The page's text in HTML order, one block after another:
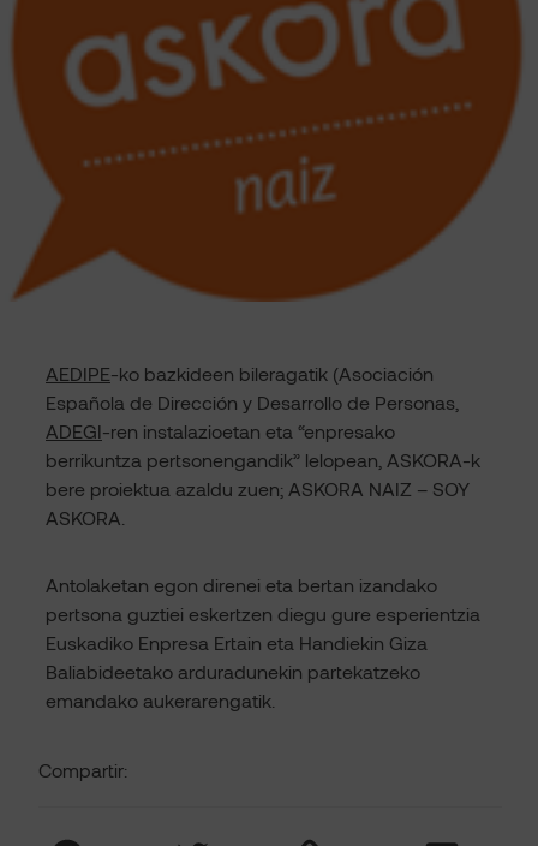
Compartir:
AEDIPE-ko bazkideen bileragatik (Asociación
Española de Dirección y Desarrollo de Personas,
ADEGI-ren instalazioetan eta “enpresako
berrikuntza pertsonengandik” lelopean, ASKORA-k
bere proiektua azaldu zuen; ASKORA NAIZ – SOY
ASKORA.
Antolaketan egon direnei eta bertan izandako
pertsona guztiei eskertzen diegu gure esperientzia
Euskadiko Enpresa Ertain eta Handiekin Giza
Baliabideetako arduradunekin partekatzeko
emandako aukerarengatik.